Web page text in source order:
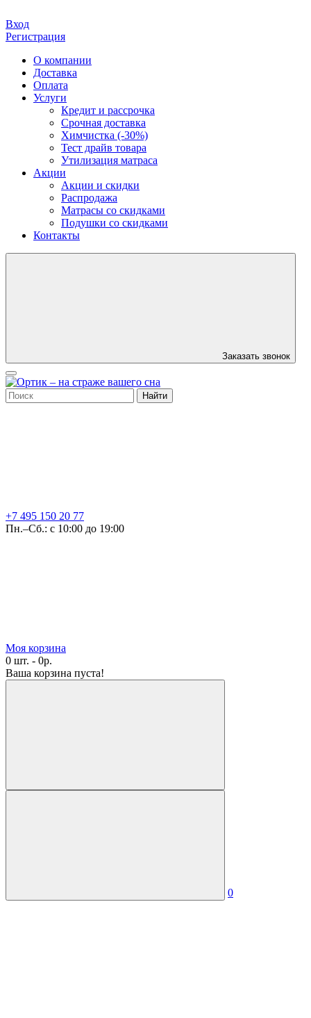
Вход
Регистрация
О компании
Доставка
Оплата
Услуги
Кредит и рассрочка
Срочная доставка
Химчистка (-30%)
Тест драйв товара
Утилизация матраса
Акции
Акции и скидки
Распродажа
Матрасы со скидками
Подушки со скидками
Контакты
Заказать звонок
Найти
+7 495 150 20 77
Пн.–Сб.: с 10:00 до 19:00
Моя корзина
0 шт. - 0р.
Ваша корзина пуста!
0